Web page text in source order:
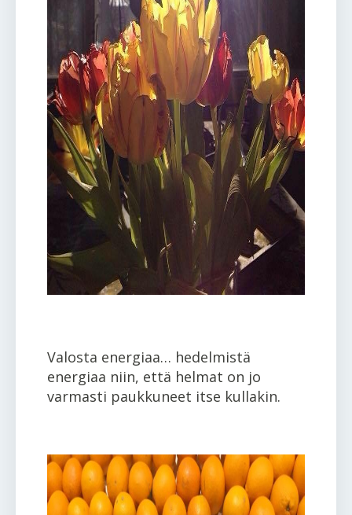
Valosta energiaa… hedelmistä
energiaa niin, että helmat on jo
varmasti paukkuneet itse kullakin.